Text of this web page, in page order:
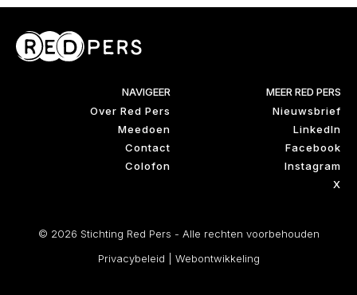
NAVIGEER
Over Red Pers
Meedoen
Contact
Colofon
MEER RED PERS
Nieuwsbrief
LinkedIn
Facebook
Instagram
X
© 2026 Stichting Red Pers - Alle rechten voorbehouden
Privacybeleid
Webontwikkeling